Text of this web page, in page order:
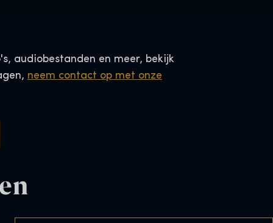
audiobestanden en meer, bekijk
neem contact op met onze